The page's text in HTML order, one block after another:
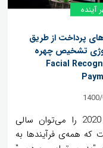
آینده
پرداخت از طریق
تشخیص چهره
Facial
سال 2020 را می‌توان سالی
که همه‌ی فرآیندها به